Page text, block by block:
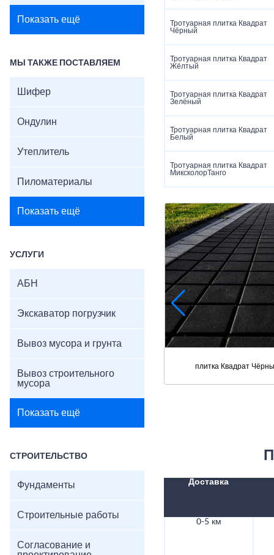
Показать ещё
МЫ ТАКЖЕ ПОСТАВЛЯЕМ
Шифер
Ондулин
Утеплитель
Пиломатериалы
Показать ещё
УСЛУГИ
АБН
Экскаватор погрузчик
Вывоз мусора и грунта
Вывоз строительного
мусора
Показать ещё
СТРОИТЕЛЬСТВО
Фундаменты
Строительные работы
Согласование и
Тротуарная плитка Квадрат
Чёрный
Тротуарная плитка Квадрат
Жёлтый
Тротуарная плитка Квадрат
Зелёный
Тротуарная плитка Квадрат
Белый
Тротуарная плитка Квадрат
МиксколорТанго
плитка Квадрат
Доставка
0-5 км